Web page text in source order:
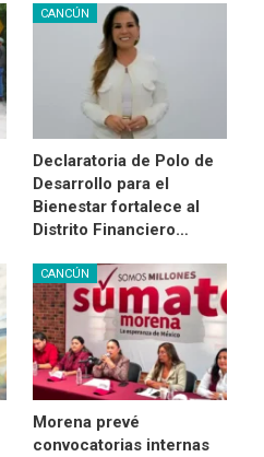
CANCÚN
Declaratoria de Polo de
Desarrollo para el
Bienestar fortalece al
Distrito Financiero…
CANCÚN
Morena prevé
convocatorias internas